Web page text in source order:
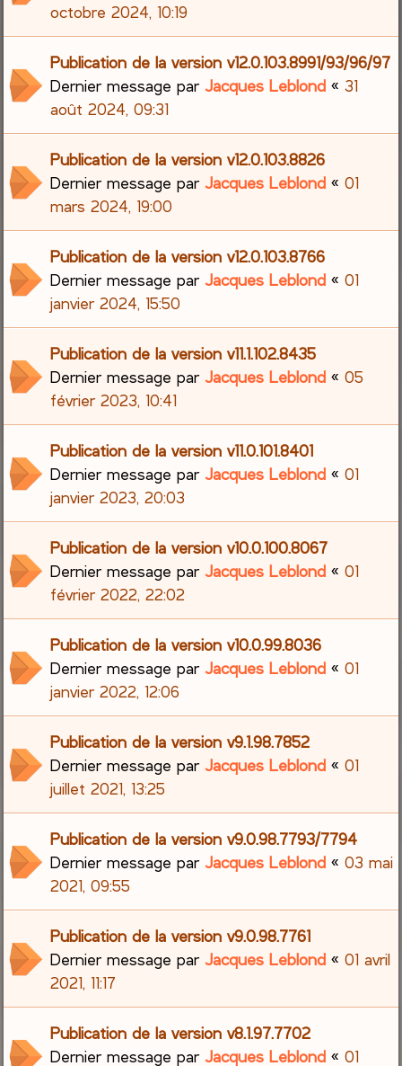
octobre 2024, 10:19
Publication de la version v12.0.103.8991/93/96/97
Dernier message parJacques Leblond «31
août 2024, 09:31
Publication de la version v12.0.103.8826
Dernier message parJacques Leblond «01
mars 2024, 19:00
Publication de la version v12.0.103.8766
Dernier message parJacques Leblond «01
janvier 2024, 15:50
Publication de la version v11.1.102.8435
Dernier message parJacques Leblond «05
février 2023, 10:41
Publication de la version v11.0.101.8401
Dernier message parJacques Leblond «01
janvier 2023, 20:03
Publication de la version v10.0.100.8067
Dernier message parJacques Leblond «01
février 2022, 22:02
Publication de la version v10.0.99.8036
Dernier message parJacques Leblond «01
janvier 2022, 12:06
Publication de la version v9.1.98.7852
Dernier message parJacques Leblond «01
juillet 2021, 13:25
Publication de la version v9.0.98.7793/7794
Dernier message parJacques Leblond «03 mai
2021, 09:55
Publication de la version v9.0.98.7761
Dernier message parJacques Leblond «01 avril
2021, 11:17
Publication de la version v8.1.97.7702
Dernier message parJacques Leblond «01